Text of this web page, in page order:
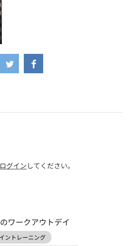
ログイン してください。
ワークアウトデイ
ントレーニング